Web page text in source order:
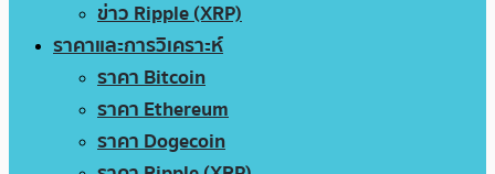
ข่าว Ripple (XRP)
ราคาและการวิเคราะห์
ราคา Bitcoin
ราคา Ethereum
ราคา Dogecoin